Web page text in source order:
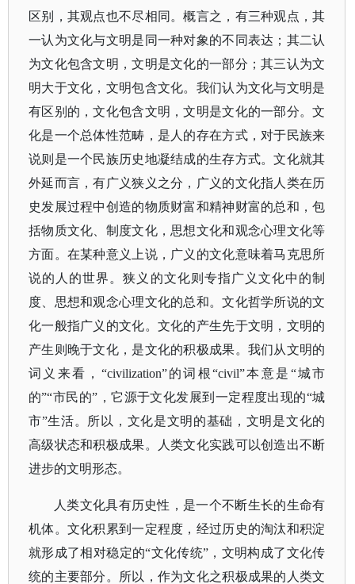
区别，其观点也不尽相同。概言之，有三种观点，其
一认为文化与文明是同一种对象的不同表达；其二认
为文化包含文明，文明是文化的一部分；其三认为文
明大于文化，文明包含文化。我们认为文化与文明是
有区别的，文化包含文明，文明是文化的一部分。文
化是一个总体性范畴，是人的存在方式，对于民族来
说则是一个民族历史地凝结成的生存方式。文化就其
外延而言，有广义狭义之分，广义的文化指人类在历
史发展过程中创造的物质财富和精神财富的总和，包
括物质文化、制度文化，思想文化和观念心理文化等
方面。在某种意义上说，广义的文化意味着马克思所
说的人的世界。狭义的文化则专指广义文化中的制
度、思想和观念心理文化的总和。文化哲学所说的文
化一般指广义的文化。文化的产生先于文明，文明的
产生则晚于文化，是文化的积极成果。我们从文明的
词义来看， “civilization”的词根“civil”本意是“城市
的”“市民的”，它源于文化发展到一定程度出现的“城
市”生活。所以，文化是文明的基础，文明是文化的
高级状态和积极成果。人类文化实践可以创造出不断
进步的文明形态。
人类文化具有历史性，是一个不断生长的生命有
机体。文化积累到一定程度，经过历史的淘汰和积淀
就形成了相对稳定的“文化传统”，文明构成了文化传
统的主要部分。所以，作为文化之积极成果的人类文